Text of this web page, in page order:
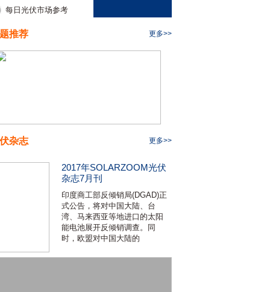
每日光伏市场参考
推荐 更多>>
杂志 更多>>
2017年SOLARZOOM光伏
杂志7月刊
印度商工部反倾销局(DGAD)正
式公告，将对中国大陆、台
湾、马来西亚等地进口的太阳
能电池展开反倾销调查。同
时，欧盟对中国大陆的